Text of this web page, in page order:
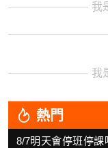
我
我
熱門
8/7明天會停班停